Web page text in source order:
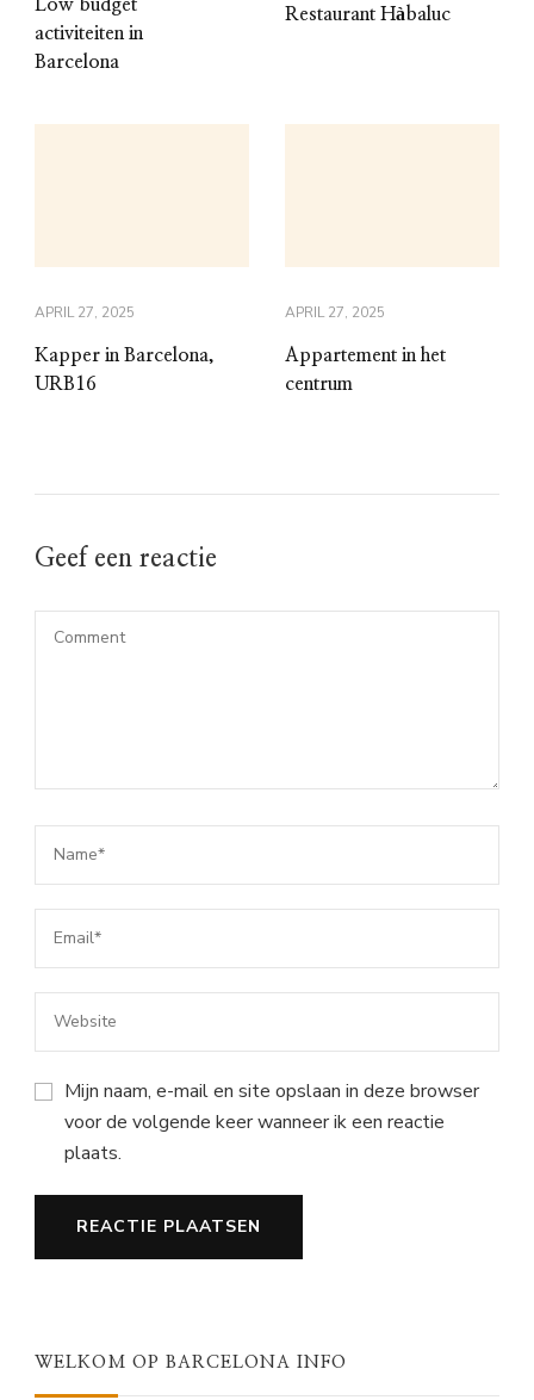
Low budget
activiteiten in
Barcelona
Restaurant Hàbaluc
APRIL 27, 2025
Kapper in Barcelona,
URB16
APRIL 27, 2025
Appartement in het
centrum
Geef een reactie
Mijn naam, e-mail en site opslaan in deze browser
voor de volgende keer wanneer ik een reactie
plaats.
WELKOM OP BARCELONA INFO